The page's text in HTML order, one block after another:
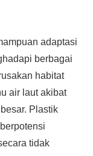
adaptasi
berbagai
habitat
air laut akibat
Plastik
tidak